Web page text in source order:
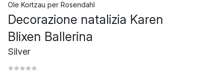
Ole Kortzau per Rosendahl
Decorazione natalizia Karen
Blixen Ballerina
Silver